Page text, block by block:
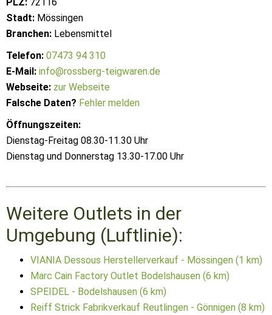
Stadt: Mössingen
Branchen: Lebensmittel
Telefon: 07473 94 310
E-Mail: info@rossberg-teigwaren.de
Webseite: zur Webseite
Falsche Daten? Fehler melden
Öffnungszeiten:
Dienstag-Freitag 08.30-11.30 Uhr
Dienstag und Donnerstag 13.30-17.00 Uhr
Weitere Outlets in der
Umgebung (Luftlinie):
VIANIA Dessous Herstellerverkauf - Mössingen (1 km)
Marc Cain Factory Outlet Bodelshausen (6 km)
SPEIDEL - Bodelshausen (6 km)
Reiff Strick Fabrikverkauf Reutlingen - Gönnigen (8 km)